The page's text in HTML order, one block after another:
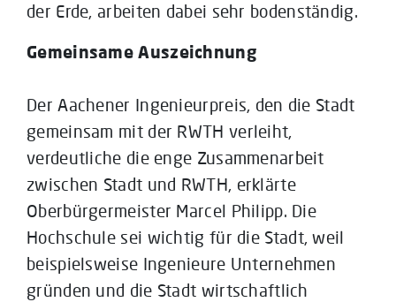
der Erde, arbeiten dabei sehr bodenständig.
Gemeinsame Auszeichnung
Der Aachener Ingenieurpreis, den die Stadt
gemeinsam mit der RWTH verleiht,
verdeutliche die enge Zusammenarbeit
zwischen Stadt und RWTH, erklärte
Oberbürgermeister Marcel Philipp. Die
Hochschule sei wichtig für die Stadt, weil
beispielsweise Ingenieure Unternehmen
gründen und die Stadt wirtschaftlich